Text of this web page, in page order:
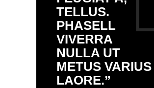
TELLUS.
PHASELL
VIVERRA
NULLA UT
METUS VARIUS
LAORE.”